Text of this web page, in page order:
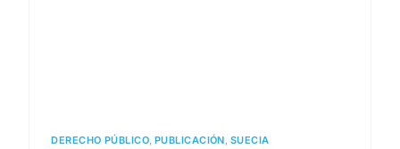
DERECHO PÚBLICO,PUBLICACIÓN, SUECIA